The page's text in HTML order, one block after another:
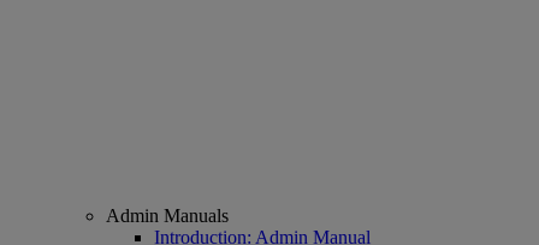
Admin Manuals
Introduction: Admin Manual